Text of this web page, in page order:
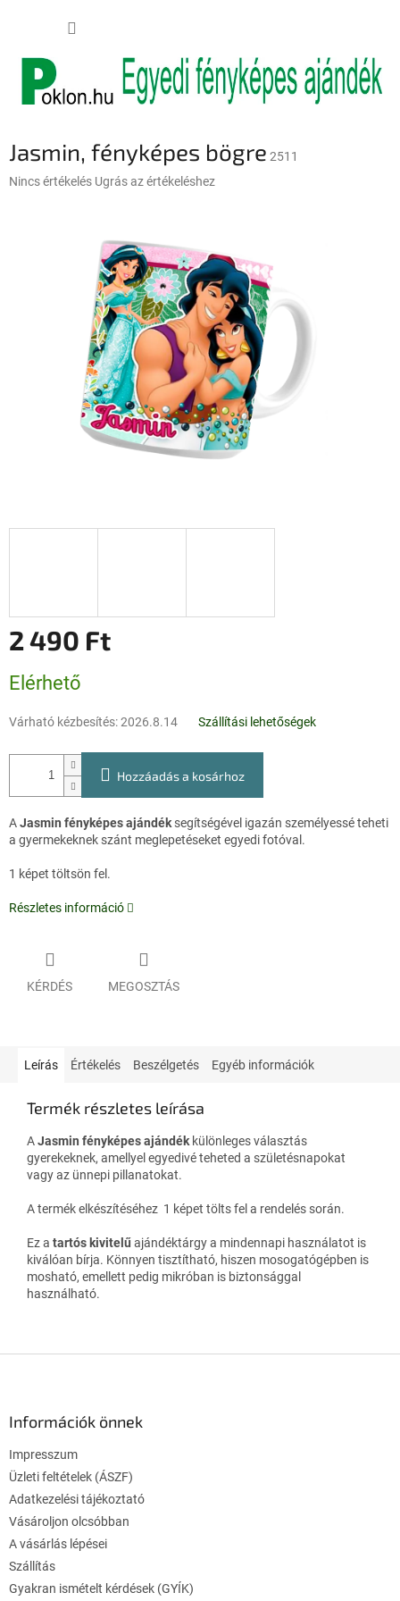
tartalomhoz
Jasmin, fényképes bögre 2511
A
Nincs értékelés Ugrás az értékeléshez
2 490 Ft
Elérhető
Várható kézbesítés:2026.8.14 Szállítási lehetőségek
Hozzáadás a kosárhoz
AJasmin fényképes ajándéksegítségével igazán személyessé teheti
a gyermekeknek szánt meglepetéseket egyedi fotóval.
1 képet töltsön fel.
Részletes információ
KÉRDÉS MEGOSZTÁS
Leírás Értékelés Beszélgetés Egyéb információk
Termék részletes leírása
AJasmin fényképes ajándék különleges választás
gyerekeknek, amellyel egyedivé teheted a születésnapokat
vagy az ünnepi pillanatokat.
A termék elkészítéséhez 1 képet tölts fel a rendelés során.
Ez a tartós kivitelűajándéktárgy a mindennapi használatot is
kiválóan bírja. Könnyen tisztítható, hiszen mosogatógépben is
mosható, emellett pedig mikróban is biztonsággal
használható.
Információk önnek
Impresszum
Üzleti feltételek (ÁSZF)
Adatkezelési tájékoztató
Vásároljon olcsóbban
A vásárlás lépései
Szállítás
Gyakran ismételt kérdések (GYÍK)